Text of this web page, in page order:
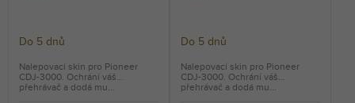
Do 5 dnů
Nalepovací skin pro Pioneer
CDJ-3000. Ochrání váš
přehrávač a dodá mu...
Do 5 dnů
Nalepovací skin pro Pioneer
CDJ-3000. Ochrání váš
přehrávač a dodá mu...